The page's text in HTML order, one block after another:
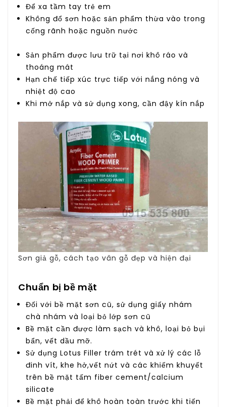
Để xa tầm tay trẻ em
Không đổ sơn hoặc sản phẩm thừa vào trong
cống rãnh hoặc nguồn nước
Sản phẩm được lưu trữ tại nơi khô ráo và
thoáng mát
Hạn chế tiếp xúc trực tiếp với nắng nóng và
nhiệt độ cao
Khi mở nắp và sử dụng xong, cần đậy kín nắp
Sơn giả gỗ, cách tạo vân gỗ đẹp và hiện đại
Chuẩn bị bề mặt
Đối với bề mặt sơn cũ, sử dụng giấy nhám
chà nhám và loại bỏ lớp sơn cũ
Bề mặt cần được làm sạch và khô, loại bỏ bụi
bẩn, vết dầu mỡ.
Sử dụng Lotus Filler trám trét và xử lý các lỗ
đinh vít, khe hở,vết nứt và các khiếm khuyết
trên bề mặt tấm fiber cement/calcium
silicate
Bề mặt phải để khô hoàn toàn trước khi tiến